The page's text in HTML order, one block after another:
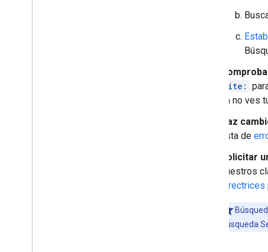
site:
ya no ves
Haz
lista de
Solicitar
nuestros
Búsqueda